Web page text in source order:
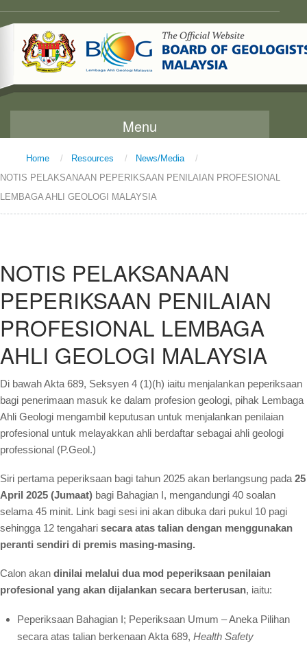
Menu
Home
About Us
Message From The Chairman
Vision and Mission
Functions
Organization Chart
Committees
Staff Directory
Business Directory
Registration
Professional Geologist
Graduate Geologist
Foreign Geologist
Reinstatement
Resources
Home / Resources / News/Media
/
NOTIS PELAKSANAAN PEPERIKSAAN PENILAIAN PROFESIONAL
LEMBAGA AHLI GEOLOGI MALAYSIA
NOTIS PELAKSANAAN
PEPERIKSAAN PENILAIAN
PROFESIONAL LEMBAGA
AHLI GEOLOGI MALAYSIA
Di bawah Akta 689, Seksyen 4 (1)(h) iaitu menjalankan peperiksaan
bagi penerimaan masuk ke dalam profesion geologi, pihak Lembaga
Ahli Geologi mengambil keputusan untuk menjalankan penilaian
profesional untuk melayakkan ahli berdaftar sebagai ahli geologi
professional (P.Geol.)
Siri pertama peperiksaan bagi tahun 2025 akan berlangsung pada 25
April 2025 (Jumaat) bagi Bahagian I, mengandungi 40 soalan
selama 45 minit. Link bagi sesi ini akan dibuka dari pukul 10 pagi
sehingga 12 tengahari secara atas talian dengan menggunakan
peranti sendiri di premis masing-masing.
Calon akan dinilai melalui dua mod peperiksaan penilaian
profesional yang akan dijalankan secara berterusan, iaitu:
Peperiksaan Bahagian I; Peperiksaan Umum – Aneka Pilihan
secara atas talian berkenaan Akta 689, Health Safety